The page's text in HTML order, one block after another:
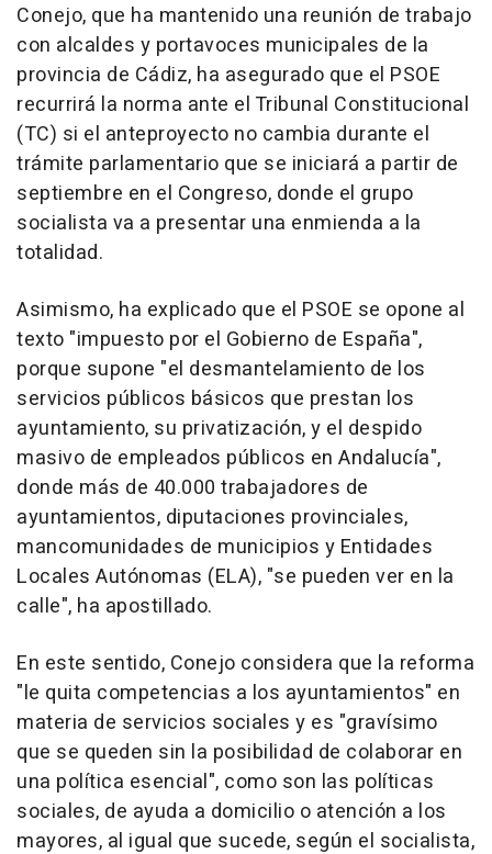
Conejo, que ha mantenido una reunión de trabajo
con alcaldes y portavoces municipales de la
provincia de Cádiz, ha asegurado que el PSOE
recurrirá la norma ante el Tribunal Constitucional
(TC) si el anteproyecto no cambia durante el
trámite parlamentario que se iniciará a partir de
septiembre en el Congreso, donde el grupo
socialista va a presentar una enmienda a la
totalidad.
Asimismo, ha explicado que el PSOE se opone al
texto "impuesto por el Gobierno de España",
porque supone "el desmantelamiento de los
servicios públicos básicos que prestan los
ayuntamiento, su privatización, y el despido
masivo de empleados públicos en Andalucía",
donde más de 40.000 trabajadores de
ayuntamientos, diputaciones provinciales,
mancomunidades de municipios y Entidades
Locales Autónomas (ELA), "se pueden ver en la
calle", ha apostillado.
En este sentido, Conejo considera que la reforma
"le quita competencias a los ayuntamientos" en
materia de servicios sociales y es "gravísimo
que se queden sin la posibilidad de colaborar en
una política esencial", como son las políticas
sociales, de ayuda a domicilio o atención a los
mayores, al igual que sucede, según el socialista,